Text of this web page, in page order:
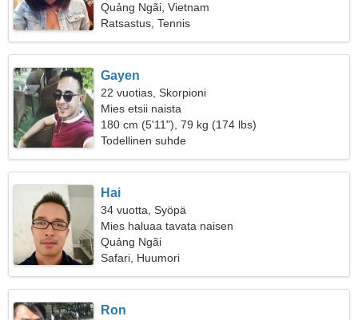
Quảng Ngãi, Vietnam
Ratsastus, Tennis
Gayen
22 vuotias, Skorpioni
Mies etsii naista
180 cm (5'11"), 79 kg (174 lbs)
Todellinen suhde
Hai
34 vuotta, Syöpä
Mies haluaa tavata naisen
Quảng Ngãi
Safari, Huumori
Ron